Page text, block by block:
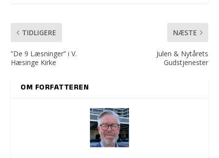
TIDLIGERE
”De 9 Læsninger” i V.
Hæsinge Kirke
NÆSTE
Julen & Nytårets
Gudstjenester
OM FORFATTEREN